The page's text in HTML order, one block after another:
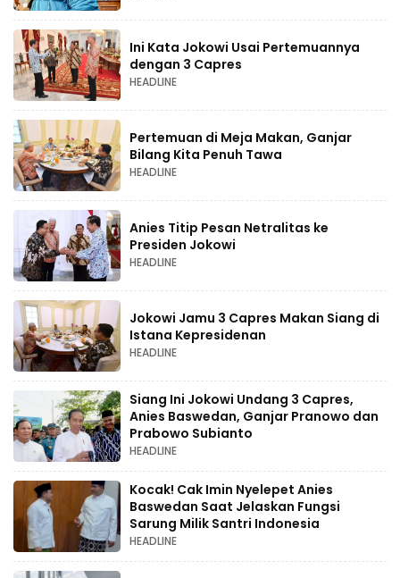
Ini Kata Jokowi Usai Pertemuannya
dengan 3 Capres
HEADLINE
Pertemuan di Meja Makan, Ganjar
Bilang Kita Penuh Tawa
HEADLINE
Anies Titip Pesan Netralitas ke
Presiden Jokowi
HEADLINE
Jokowi Jamu 3 Capres Makan Siang di
Istana Kepresidenan
HEADLINE
Siang Ini Jokowi Undang 3 Capres,
Anies Baswedan, Ganjar Pranowo dan
Prabowo Subianto
HEADLINE
Kocak! Cak Imin Nyelepet Anies
Baswedan Saat Jelaskan Fungsi
Sarung Milik Santri Indonesia
HEADLINE